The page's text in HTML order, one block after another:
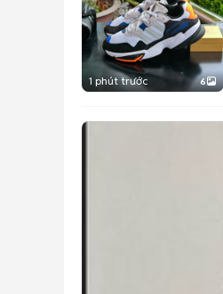
1 phút trước 6